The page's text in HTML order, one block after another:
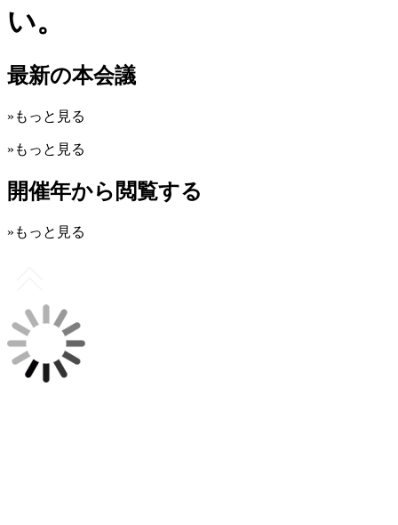
い。
最新の本会議
»もっと見る
»もっと見る
開催年から閲覧する
»もっと見る